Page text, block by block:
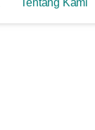
Tentang Kami